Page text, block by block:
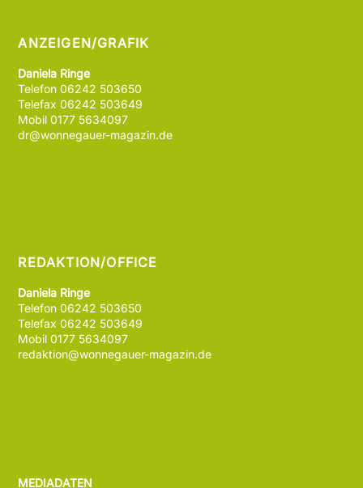
ANZEIGEN/GRAFIK
Daniela Ringe
Telefon 06242 503650
Telefax 06242 503649
Mobil 0177 5634097
dr@wonnegauer-magazin.de
REDAKTION/OFFICE
Daniela Ringe
Telefon 06242 503650
Telefax 06242 503649
Mobil 0177 5634097
redaktion@wonnegauer-magazin.de
MEDIADATEN